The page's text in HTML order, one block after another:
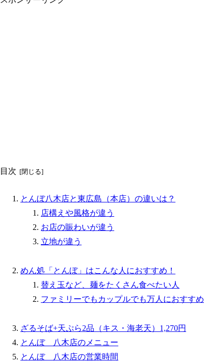
目次
とんぼ八木店と東広島（本店）の違いは？
店構えや風格が違う
お店の賑わいが違う
立地が違う
めん処「とんぼ」はこんな人におすすめ！
替え玉など、麺をたくさん食べたい人
ファミリーでもカップルでも万人におすすめ
ざるそば+天ぷら2品（キス・海老天）1,270円
とんぼ 八木店のメニュー
とんぼ 八木店の営業時間